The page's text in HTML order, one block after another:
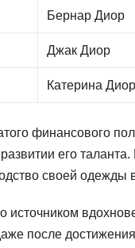
Бернар Диор
Джак Диор
Катерина Диор
финансового
его
своей одежды
источником
после